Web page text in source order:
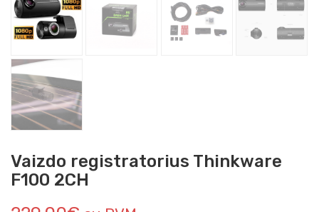
Vaizdo registratorius Thinkware
F100 2CH